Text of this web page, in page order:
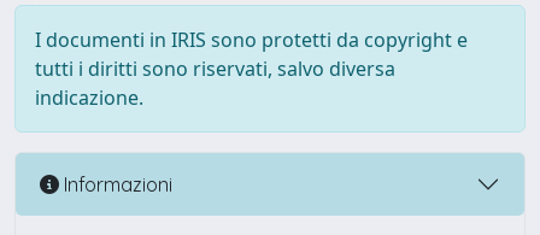
I documenti in IRIS sono protetti da copyright e
tutti i diritti sono riservati, salvo diversa
indicazione.
Informazioni